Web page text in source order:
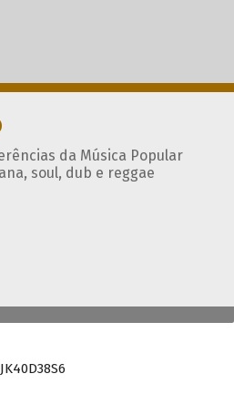
da Música Popular
soul, dub e reggae